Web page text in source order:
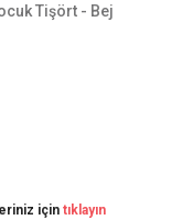
Tişört - Bej
için tıklayın